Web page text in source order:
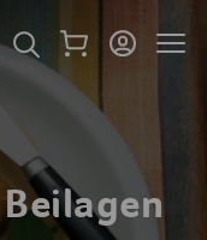
Servicenavigation
Suche öffnen
Warenkorb als
Login